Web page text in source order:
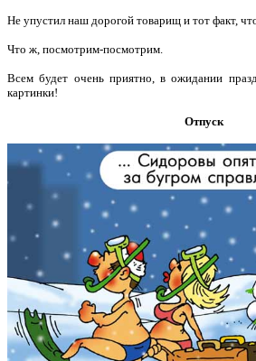
Не упустил наш дорогой товарищ и тот факт,
Что ж, посмотрим-посмотрим.
Всем будет очень приятно, в ожидании
картинки!
Отпуск